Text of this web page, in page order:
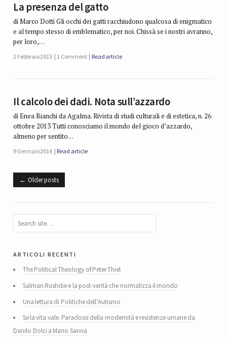
La presenza del gatto
di Marco Dotti Gli occhi dei gatti racchiudono qualcosa di enigmatico
e al tempo stesso di emblematico, per noi. Chissà se i nostri avranno,
per loro,…
2 Febbraio 2015 1 Comment Read article
Il calcolo dei dadi. Nota sull’azzardo
di Enea Bianchi da Agalma. Rivista di studi culturali e di estetica, n. 26
ottobre 2013 Tutti conosciamo il mondo del gioco d’azzardo,
almeno per sentito…
9 Gennaio 2014 Read article
Older posts
articoli recenti
The Political Theology of Peter Thiel
Salman Rushdie e la post-verità che normalizza il mondo
Una lettura di Politiche dell’Autismo
Se la vita vale. Paradossi della modernità e resistenze umane da
Danilo Dolci a Mario Sanna